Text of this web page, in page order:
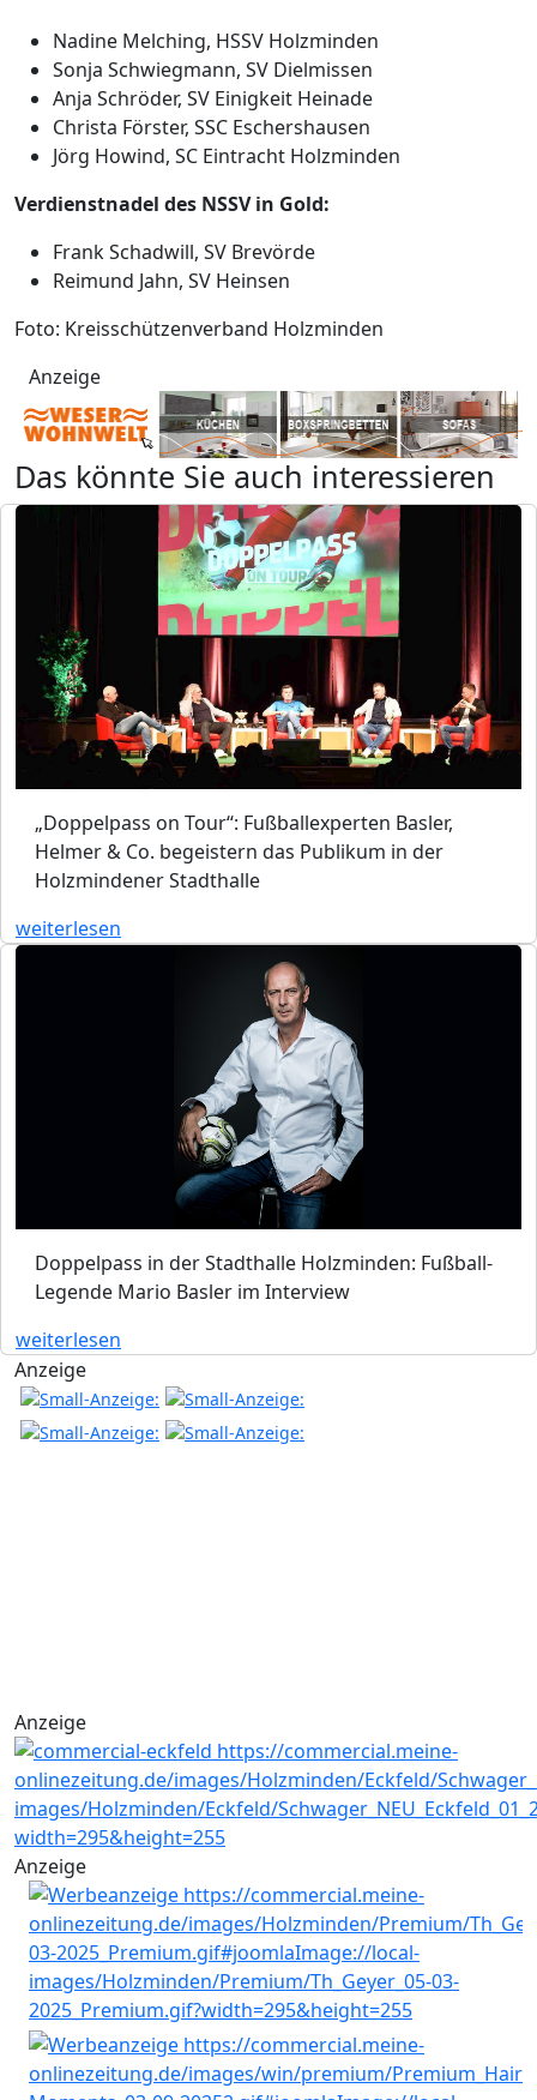
Nadine Melching, HSSV Holzminden
Sonja Schwiegmann, SV Dielmissen
Anja Schröder, SV Einigkeit Heinade
Christa Förster, SSC Eschershausen
Jörg Howind, SC Eintracht Holzminden
Verdienstnadel des NSSV in Gold:
Frank Schadwill, SV Brevörde
Reimund Jahn, SV Heinsen
Foto: Kreisschützenverband Holzminden
Anzeige
Das könnte Sie auch interessieren
„Doppelpass on Tour“: Fußballexperten Basler,
Helmer & Co. begeistern das Publikum in der
Holzmindener Stadthalle
weiterlesen
Doppelpass in der Stadthalle Holzminden: Fußball-
Legende Mario Basler im Interview
weiterlesen
Anzeige
Anzeige
Anzeige